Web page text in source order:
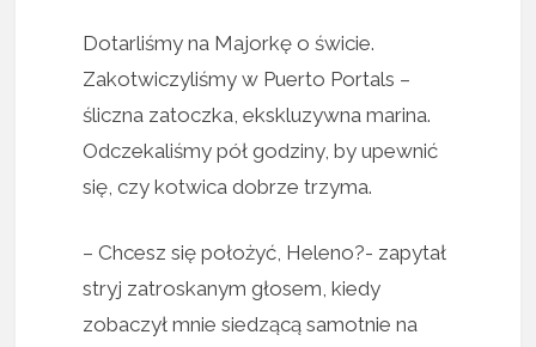
Dotarliśmy na Majorkę o świcie.
Zakotwiczyliśmy w Puerto Portals –
śliczna zatoczka, ekskluzywna marina.
Odczekaliśmy pół godziny, by upewnić
się, czy kotwica dobrze trzyma.
– Chcesz się położyć, Heleno?- zapytał
stryj zatroskanym głosem, kiedy
zobaczył mnie siedzącą samotnie na